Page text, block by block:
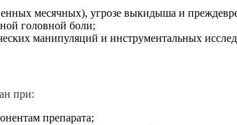
месячных), угрозе выкидыша и
головной боли;
манипуляций и инструментальных
при:
препарата;